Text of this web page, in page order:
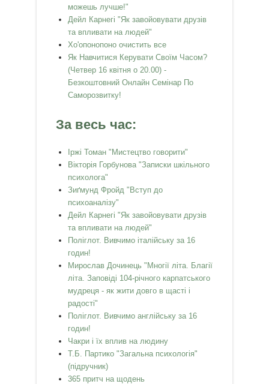
можешь лучше!"
Дейл Карнегі "Як завойовувати друзів
та впливати на людей"
Хо'опонопоно очистить все
Як Навчитися Керувати Своїм Часом?
(Четвер 16 квітня о 20.00) -
Безкоштовний Онлайн Семінар По
Саморозвитку!
За весь час:
Іржі Томан "Мистецтво говорити"
Вікторія Горбунова "Записки шкільного
психолога"
Зиґмунд Фройд "Вступ до
психоаналізу"
Дейл Карнегі "Як завойовувати друзів
та впливати на людей"
Поліглот. Вивчимо італійську за 16
годин!
Мирослав Дочинець "Многії літа. Благії
літа. Заповіді 104-річного карпатського
мудреця - як жити довго в щасті і
радості"
Поліглот. Вивчимо англійську за 16
годин!
Чакри і їх вплив на людину
Т.Б. Партико "Загальна психологія"
(підручник)
365 притч на щодень